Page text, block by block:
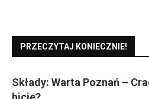
PRZECZYTAJ KONIECZNIE!
Składy: Warta Poznań –